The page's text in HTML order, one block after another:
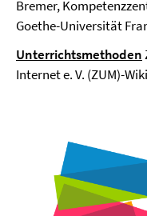
Bremer,
Goethe-Universität
Unterrichtsmethoden
Internet e. V. (ZUM)-Wiki